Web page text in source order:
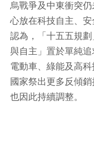
烏戰爭及中東衝突
心放在科技自主、
認為，「十五五規
與自主」置於單純
電動車、綠能及高
國家祭出更多反傾
也因此持續調整。